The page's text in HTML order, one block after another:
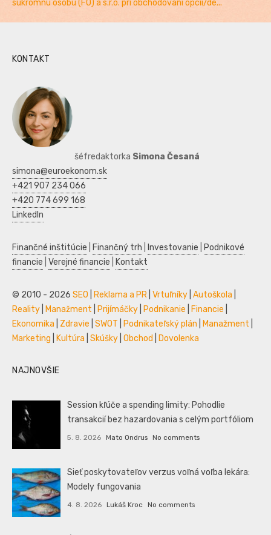
súkromnú osobu (FO) a s.r.o. pri obchodovaní opcií/de...
KONTAKT
šéfredaktorka Simona Česaná
simona@euroekonom.sk
+421 907 234 066
+420 774 699 168
LinkedIn
Finančné inštitúcie Finančný trh Investovanie
Podnikové
financie Verejné financie Kontakt
© 2010 - 2026 SEO Reklama a PR Vrtuľníky Autoškola
Reality
Manažment Prijímáčky Podnikanie Financie
Ekonomika
Zdravie SWOT Podnikateľský plán Manažment
Marketing
Kultúra Skúšky Obchod Dovolenka
NAJNOVŠIE
Session kľúče a spending limity: Pohodlie
transakcií bez hazardovania s celým portfóliom
5. 8. 2026 Mato Ondrus No comments
Sieť poskytovateľov verzus voľná voľba lekára:
Modely fungovania
4. 8. 2026 Lukáš Kroc No comments